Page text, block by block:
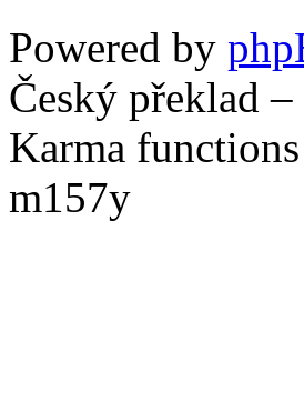
Powered by
Český překlad –
Karma
m157y